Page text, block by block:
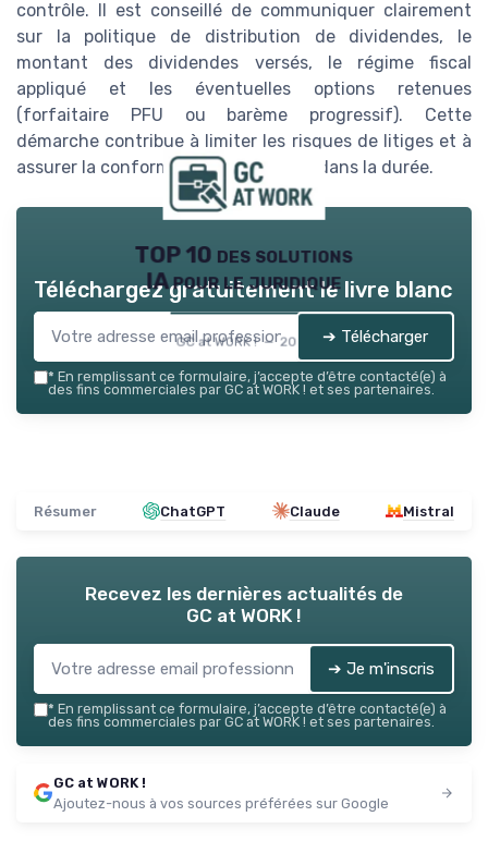
contrôle. Il est conseillé de communiquer clairement
sur la politique de distribution de dividendes, le
montant des dividendes versés, le régime fiscal
appliqué et les éventuelles options retenues
(forfaitaire PFU ou barème progressif). Cette
démarche contribue à limiter les risques de litiges et à
assurer la conformité de l’entreprise dans la durée.
TOP 10 des solutions
IA pour le juridique
GC at WORK ! — 2026
Téléchargez gratuitement le livre blanc
➔ Télécharger
* En remplissant ce formulaire, j’accepte d’être contacté(e) à
des fins commerciales par GC at WORK ! et ses partenaires.
Résumer ChatGPT Claude Mistral
Recevez les dernières actualités de
GC at WORK !
➔ Je m'inscris
* En remplissant ce formulaire, j’accepte d’être contacté(e) à
des fins commerciales par GC at WORK ! et ses partenaires.
GC at WORK !
Ajoutez-nous à vos sources préférées sur Google